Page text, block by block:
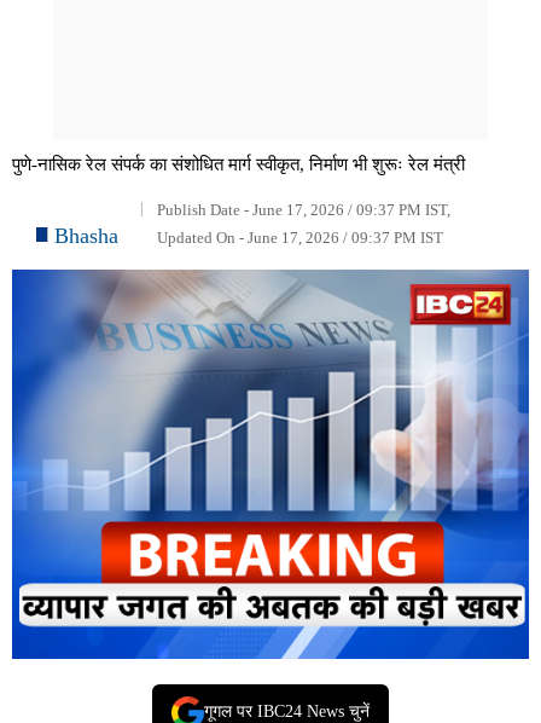
पुणे-नासिक रेल संपर्क का संशोधित मार्ग स्वीकृत, निर्माण भी शुरूः रेल मंत्री
Bhasha
Publish Date - June 17, 2026 / 09:37 PM IST,
Updated On - June 17, 2026 / 09:37 PM IST
गूगल पर IBC24 News चुनें